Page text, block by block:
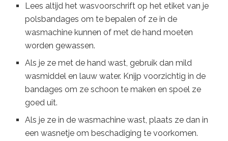
Lees altijd het wasvoorschrift op het etiket van je
polsbandages om te bepalen of ze in de
wasmachine kunnen of met de hand moeten
worden gewassen.
Als je ze met de hand wast, gebruik dan mild
wasmiddel en lauw water. Knijp voorzichtig in de
bandages om ze schoon te maken en spoel ze
goed uit.
Als je ze in de wasmachine wast, plaats ze dan in
een wasnetje om beschadiging te voorkomen.